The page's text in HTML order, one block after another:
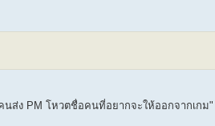
ส่ง PM โหวตชื่อคนที่อยากจะให้ออกจากเกม"